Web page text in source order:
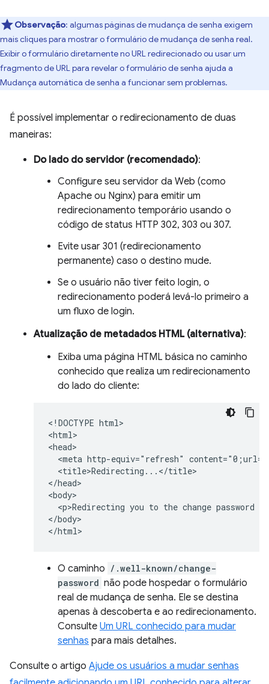
Observação: algumas páginas de mudança de senha exigem
mais cliques para mostrar o formulário de mudança de senha real.
Exibir o formulário diretamente no URL redirecionado ou usar um
fragmento de URL para revelar o formulário de senha ajuda a
Mudança automática de senha a funcionar sem problemas.
É possível implementar o redirecionamento de duas
maneiras:
Do lado do servidor (recomendado):
Configure seu servidor da Web (como
Apache ou Nginx) para emitir um
redirecionamento temporário usando o
código de status HTTP 302, 303 ou 307.
Evite usar 301 (redirecionamento
permanente) caso o destino mude.
Se o usuário não tiver feito login, o
redirecionamento poderá levá-lo primeiro a
um fluxo de login.
Atualização de metadados HTML (alternativa):
Exiba uma página HTML básica no caminho
conhecido que realiza um redirecionamento
do lado do cliente:
<!DOCTYPE html>
<html>
<head>
<meta http-equiv="refresh"
  <title>Redirecting...</title>
</head>
<body>
<p>Redirecting you to the change password
</body>
O caminho /.well-known/change-
password não pode hospedar o formulário
real de mudança de senha. Ele se destina
apenas à descoberta e ao redirecionamento.
Consulte Um URL conhecido para mudar
senhas para mais detalhes.
Consulte o artigo Ajude os usuários a mudar senhas